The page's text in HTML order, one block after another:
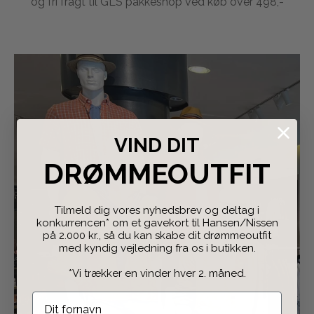
VIND DIT
DRØMMEOUTFIT
Tilmeld dig vores nyhedsbrev og deltag i
konkurrencen* om et gavekort til Hansen/Nissen
på 2.000 kr., så du kan skabe dit drømmeoutfit
med kyndig vejledning fra os i butikken.
*Vi trækker en vinder hver 2. måned.